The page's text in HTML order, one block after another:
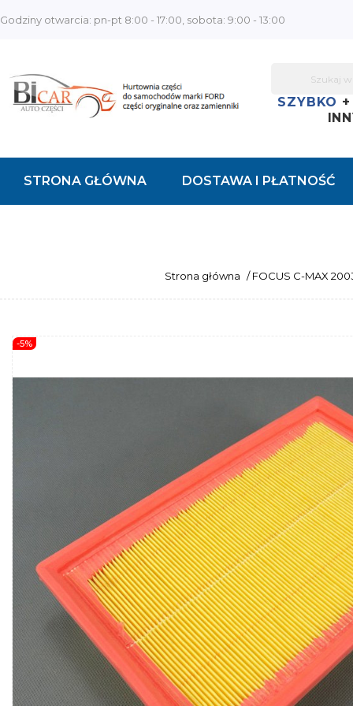
Godziny otwarcia: pn-pt 8:00 - 17:00, sobota: 9:00 - 13:00
SZYBKO
STRONA GŁÓWNA DOSTAWA I PŁATNOŚĆ
Strona główna / FOCUS C-MAX
-5%